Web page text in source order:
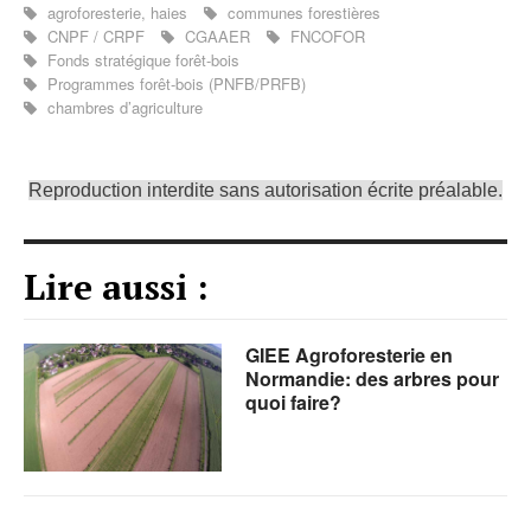
agroforesterie, haies
communes forestières
CNPF / CRPF
CGAAER
FNCOFOR
Fonds stratégique forêt-bois
Programmes forêt-bois (PNFB/PRFB)
chambres d’agriculture
Reproduction interdite sans autorisation écrite préalable.
Lire aussi :
GIEE Agroforesterie en
Normandie: des arbres pour
quoi faire?